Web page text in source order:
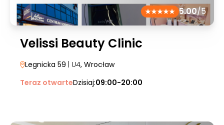
5.00/5
Velissi Beauty Clinic
Legnicka 59 | U4, Wrocław
Teraz otwarteDzisiaj:09:00-20:00